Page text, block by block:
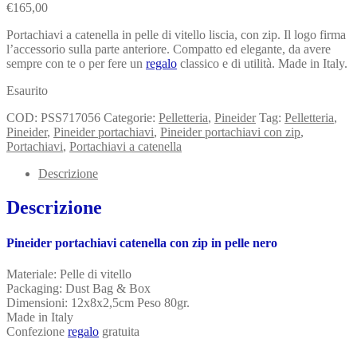
€165,00
Portachiavi a catenella in pelle di vitello liscia, con zip. Il logo firma
l’accessorio sulla parte anteriore. Compatto ed elegante, da avere
sempre con te o per fere un regalo classico e di utilità. Made in Italy.
Esaurito
COD: PSS717056 Categorie: Pelletteria, Pineider Tag: Pelletteria,
Pineider, Pineider portachiavi, Pineider portachiavi con zip,
Portachiavi, Portachiavi a catenella
Descrizione
Descrizione
Pineider portachiavi catenella con zip in pelle nero
Materiale: Pelle di vitello
Packaging: Dust Bag & Box
Dimensioni: 12x8x2,5cm Peso 80gr.
Made in Italy
Confezione regalo gratuita